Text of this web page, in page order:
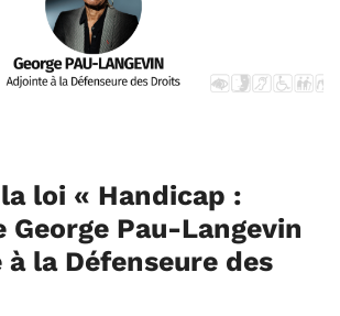
loi « Handicap :
George Pau-Langevin
la Défenseure des